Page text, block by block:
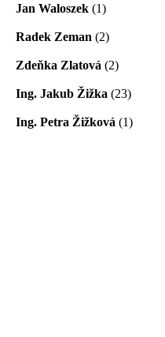
Jan Waloszek (1)
Radek Zeman (2)
Zdeňka Zlatová (2)
Ing. Jakub Žižka (23)
Ing. Petra Žižková (1)